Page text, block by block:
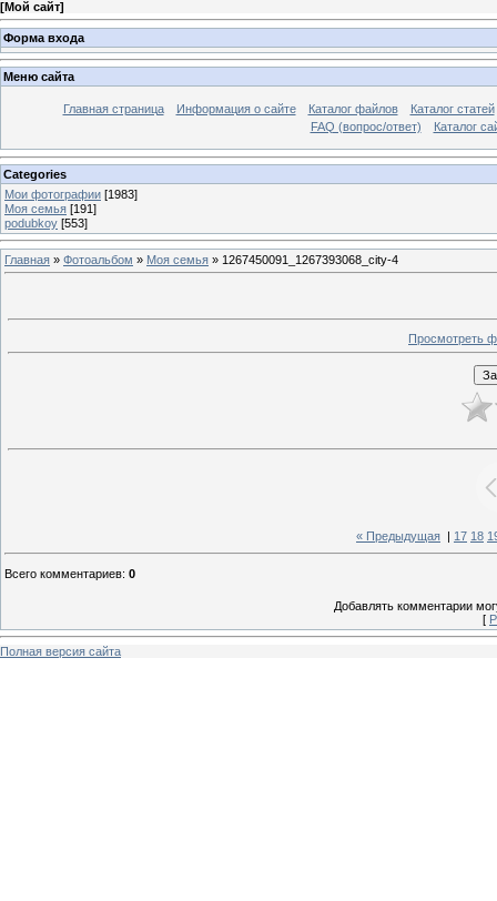
[Мой сайт]
Форма входа
Меню сайта
Главная страница Информация о сайте Каталог файлов
Каталог статей
FAQ (вопрос/ответ)
Каталог
Categories
Мои фотографии [1983]
Моя семья [191]
podubkoy [553]
Главная » Фотоальбом » Моя семья » 1267450091_1267393068_city-4
Просмотреть
« Предыдущая 17 18
Всего комментариев: 0
Добавлять комментарии
[
Полная версия сайта